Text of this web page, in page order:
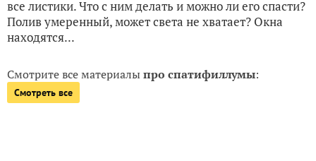
все листики. Что с ним делать и можно ли его спасти?
Полив умеренный, может света не хватает? Окна
находятся...
Смотрите все материалыпро спатифиллумы:
Смотреть все